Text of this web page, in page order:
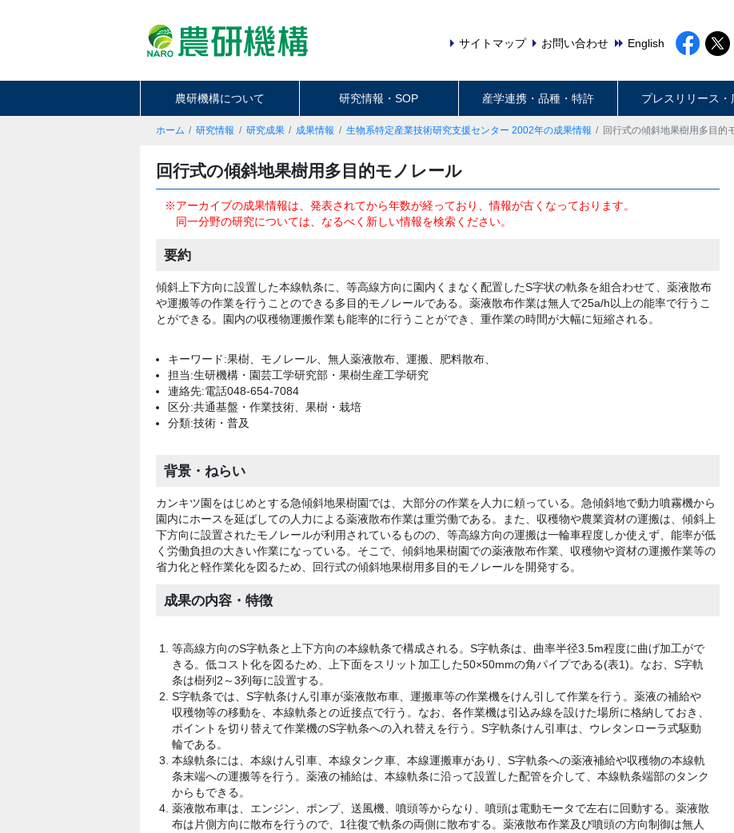
サイトマップ お問い合わせ English
農研機構について 研究情報・SOP 産学連携・品種・特許 プレスリリース・
ホーム 研究情報 研究成果 成果情報 生物系特定産業技術研究支援センター 2002年の成果情報 回行式の傾斜地果樹用多目的
回行式の傾斜地果樹用多目的モノレール
※アーカイブの成果情報は、発表されてから年数が経っており、情報が古くなっております。
同一分野の研究については、なるべく新しい情報を検索ください。
要約
傾斜上下方向に設置した本線軌条に、等高線方向に園内くまなく配置したS字状の軌条を組合わせて、薬液散布
や運搬等の作業を行うことのできる多目的モノレールである。薬液散布作業は無人で25a/h以上の能率で行うこ
とができる。園内の収穫物運搬作業も能率的に行うことができ、重作業の時間が大幅に短縮される。
キーワード:果樹、モノレール、無人薬液散布、運搬、肥料散布、
担当:生研機構・園芸工学研究部・果樹生産工学研究
連絡先:電話048-654-7084
区分:共通基盤・作業技術、果樹・栽培
分類:技術・普及
背景・ねらい
カンキツ園をはじめとする急傾斜地果樹園では、大部分の作業を人力に頼っている。急傾斜地で動力噴霧機から
園内にホースを延ばしての人力による薬液散布作業は重労働である。また、収穫物や農業資材の運搬は、傾斜上
下方向に設置されたモノレールが利用されているものの、等高線方向の運搬は一輪車程度しか使えず、能率が低
く労働負担の大きい作業になっている。そこで、傾斜地果樹園での薬液散布作業、収穫物や資材の運搬作業等の
省力化と軽作業化を図るため、回行式の傾斜地果樹用多目的モノレールを開発する。
成果の内容・特徴
等高線方向のS字軌条と上下方向の本線軌条で構成される。S字軌条は、曲率半径3.5m程度に曲げ加工がで
きる。低コスト化を図るため、上下面をスリット加工した50×50mmの角パイプである(表1)。なお、S字軌
条は樹列2～3列毎に設置する。
S字軌条では、S字軌条けん引車が薬液散布車、運搬車等の作業機をけん引して作業を行う。薬液の補給や
収穫物等の移動を、本線軌条との近接点で行う。なお、各作業機は引込み線を設けた場所に格納しておき、
ポイントを切り替えて作業機のS字軌条への入れ替えを行う。S字軌条けん引車は、ウレタンローラ式駆動
輪である。
本線軌条には、本線けん引車、本線タンク車、本線運搬車があり、S字軌条への薬液補給や収穫物の本線軌
条末端への運搬等を行う。薬液の補給は、本線軌条に沿って設置した配管を介して、本線軌条端部のタンク
からもできる。
薬液散布車は、エンジン、ポンプ、送風機、噴頭等からなり、噴頭は電動モータで左右に回動する。薬液散
布は片側方向に散布を行うので、1往復で軌条の両側に散布する。薬液散布作業及び噴頭の方向制御は無人